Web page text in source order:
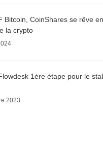
Bitcoin, CoinShares se rêve
la crypto
1ère étape pour le
2023